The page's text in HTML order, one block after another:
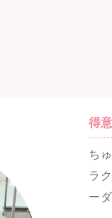
得
ち
ラ
ー